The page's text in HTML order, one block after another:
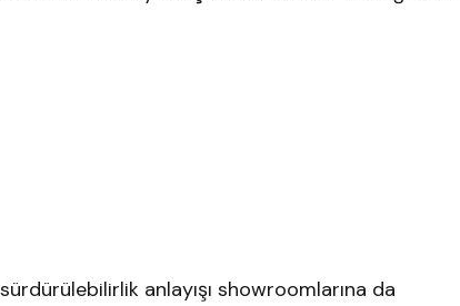
anlayışı showroomlarına da